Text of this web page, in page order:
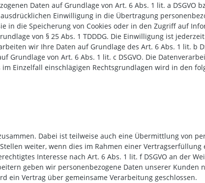
Daten auf Grundlage von Art. 6 Abs. 1 lit. a DSGVO
Einwilligung in die Übertragung
in die Speicherung von Cookies oder in den Zugriff auf
von § 25 Abs. 1 TDDDG. Die Einwilligung ist
wir Ihre Daten auf Grundlage des Art. 6 Abs. 1 lit. b
von Art. 6 Abs. 1 lit. c DSGVO. Die
Einzelfall einschlägigen Rechtsgrundlagen wird in den
Dabei ist teilweise auch eine Übermittlung von
weiter, wenn dies im Rahmen einer
Interesse nach Art. 6 Abs. 1 lit. f DSGVO an der
geben wir personenbezogene Daten unserer Kunden
ein Vertrag über gemeinsame Verarbeitung geschlossen.